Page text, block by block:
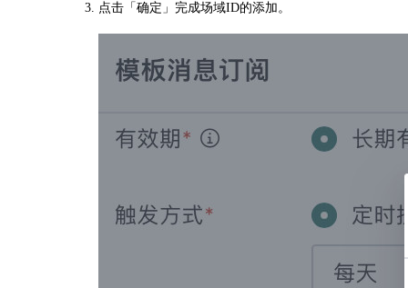
点击「确定」完成场域ID的添加。